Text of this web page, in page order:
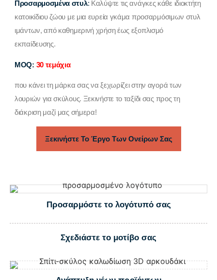
Προσαρμοσμένα στυλ: Καλύψτε τις ανάγκες κάθε ιδιοκτήτη
κατοικίδιου ζώου με μια ευρεία γκάμα προσαρμόσιμων στυλ
ιμάντων, από καθημερινή χρήση έως εξοπλισμό
εκπαίδευσης.
MOQ: 30 τεμάχια
που κάνει τη μάρκα σας να ξεχωρίζει στην αγορά των
λουριών για σκύλους. Ξεκινήστε το ταξίδι σας προς τη
διάκριση μαζί μας σήμερα!
Ξεκινήστε Το Έργο Των Ονείρων Σας
Προσαρμόστε το λογότυπό σας
Σχεδιάστε το μοτίβο σας